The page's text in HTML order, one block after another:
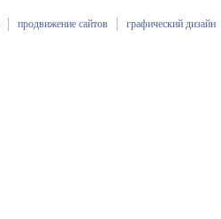
продвижение сайтов графический дизайн